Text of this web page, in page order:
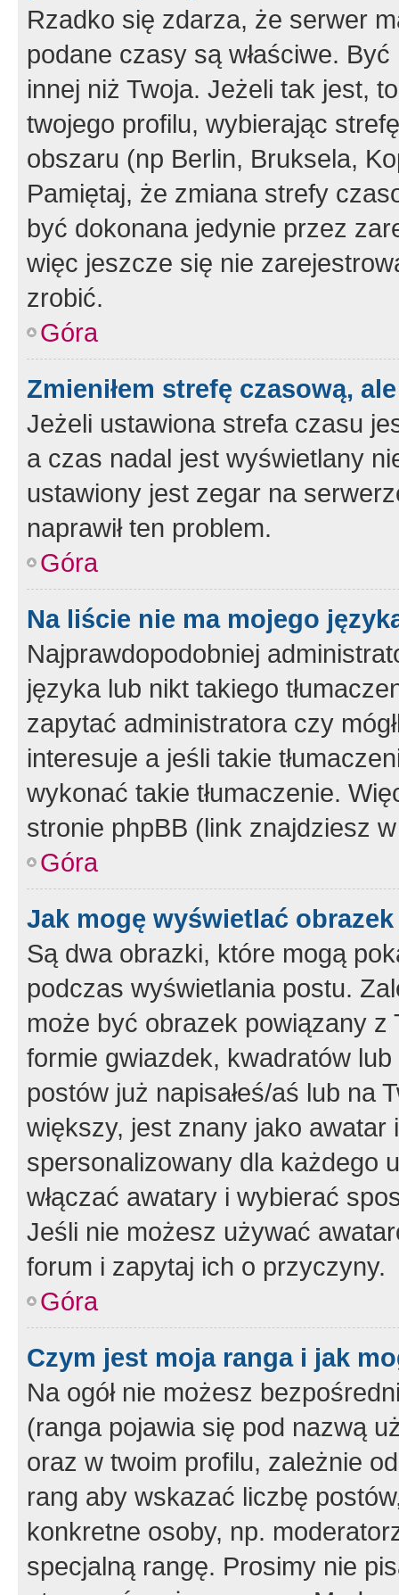
Rzadko się zdarza, że serwer
podane czasy są właściwe.
innej niż Twoja. Jeżeli tak jest,
twojego profilu, wybierając
obszaru (np Berlin, Bruksela,
Pamiętaj, że zmiana strefy
być dokonana jedynie przez
więc jeszcze się nie
zrobić.
Góra
Zmieniłem strefę czasową,
Jeżeli ustawiona strefa czasu
a czas nadal jest wyświetlany
ustawiony jest zegar na
naprawił ten problem.
Góra
Na liście nie ma mojego
Najprawdopodobniej
języka lub nikt takiego
zapytać administratora czy
interesuje a jeśli takie
wykonać takie tłumaczenie.
stronie phpBB (link znajdziesz
Góra
Jak mogę wyświetlać
Są dwa obrazki, które mogą
podczas wyświetlania postu.
może być obrazek powiązany z
formie gwiazdek, kwadratów
postów już napisałeś/aś lub na
większy, jest znany jako
spersonalizowany dla każdego
włączać awatary i wybierać
Jeśli nie możesz używać
forum i zapytaj ich o przyczyny.
Góra
Czym jest moja ranga i jak
Na ogół nie możesz
(ranga pojawia się pod nazwą
oraz w twoim profilu, zależnie
rang aby wskazać liczbę
konkretne osoby, np.
specjalną rangę. Prosimy nie